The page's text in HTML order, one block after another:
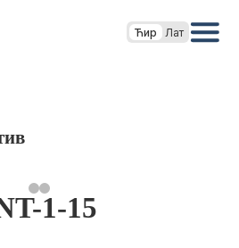
Ћир Лат
1-15